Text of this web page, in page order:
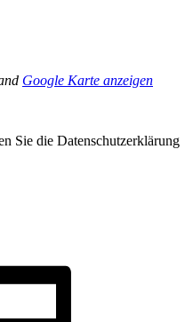
Google Karte anzeigen
Sie die Datenschutzerklärung